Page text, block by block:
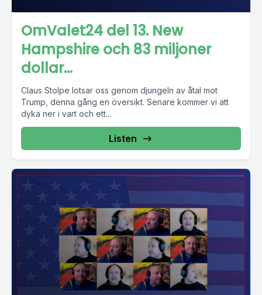
OmValet24 del 13. New
Hampshire och 83 miljoner
dollar...
Claus Stolpe lotsar oss genom djungeln av åtal mot
Trump, denna gång en översikt. Senare kommer vi att
dyka ner i vart och ett...
Listen